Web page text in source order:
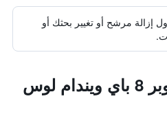
إزالة مرشح أو تغيير بحثك أو
فنادق مشابهة لـ سوبر 8 باي ويندام لوس